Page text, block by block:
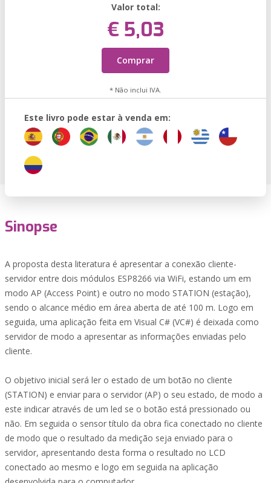
Valor total:
€ 5,03
Comprar
* Não inclui IVA.
Este livro pode estar à venda em:
Sinopse
A proposta desta literatura é apresentar a conexão cliente-
servidor entre dois módulos ESP8266 via WiFi, estando um em
modo AP (Access Point) e outro no modo STATION (estação),
sendo o alcance médio em área aberta de até 100 m. Logo em
seguida, uma aplicação feita em Visual C# (VC#) é deixada como
servidor de modo a apresentar as informações enviadas pelo
cliente.
O objetivo inicial será ler o estado de um botão no cliente
(STATION) e enviar para o servidor (AP) o seu estado, de modo a
este indicar através de um led se o botão está pressionado ou
não. Em seguida o sensor título da obra fica conectado no cliente
de modo que o resultado da medição seja enviado para o
servidor, apresentando desta forma o resultado no LCD
conectado ao mesmo e logo em seguida na aplicação